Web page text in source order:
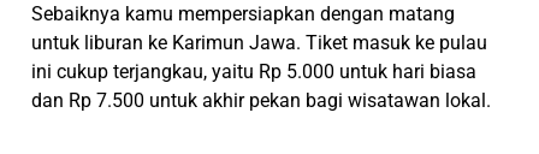
Sebaiknya kamu mempersiapkan dengan matang
untuk liburan ke Karimun Jawa. Tiket masuk ke pulau
ini cukup terjangkau, yaitu Rp 5.000 untuk hari biasa
dan Rp 7.500 untuk akhir pekan bagi wisatawan lokal.